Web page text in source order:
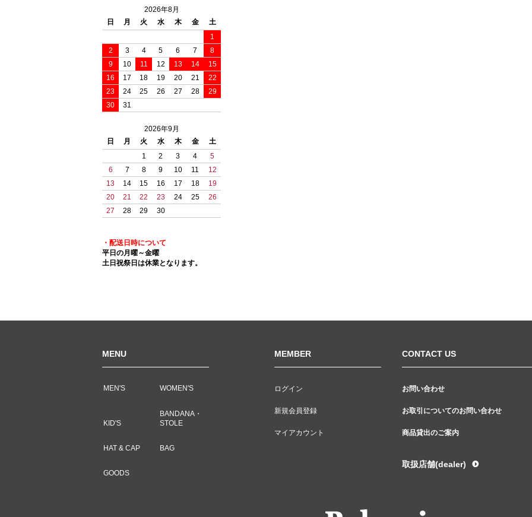
2026年8月
日
月 火 水 木 金
土
1
2
3 4 5 6 7
8
9
10 11 12 13 14
15
16
17 18 19 20 21
22
23
24 25 26 27 28
29
30
31
2026年9月
日
月 火 水 木 金
土
1
2 3 4
5
6
7 8 9 10 11
12
13
14 15 16 17 18
19
20
21 22 23 24 25
26
27
28 29 30
・配送日時について
平日の月曜～金曜
土日祝祭日は休業となります。
MENU
MEN'S WOMEN'S
KID'S
BANDANA・
STOLE
HAT & CAP BAG
GOODS
MEMBER
ログイン
新規会員登録
マイアカウント
CONTACT US
お問い合わせ
お取引についてのお問い合わせ
商品貸出のご案内
取扱店舗(dealer)